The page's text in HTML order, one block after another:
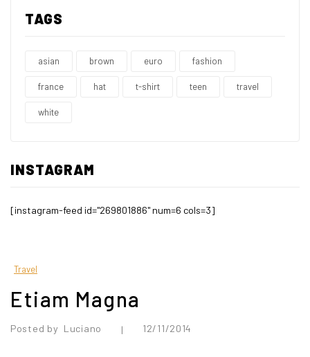
TAGS
asian brown euro fashion
france hat t-shirt teen travel
white
INSTAGRAM
[instagram-feed id="269801886" num=6 cols=3]
Travel
Etiam Magna
Posted by Luciano | 12/11/2014